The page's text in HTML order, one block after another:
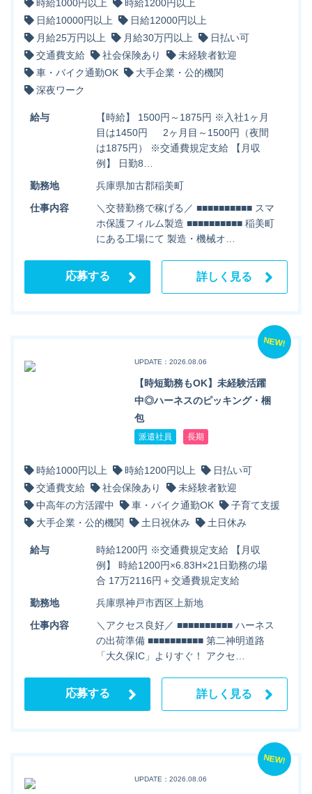
時給1000円以上
時給1200円以上
日給10000円以上
日給12000円以上
月給25万円以上
月給30万円以上
日払い可
交通費支給
社会保険あり
未経験者歓迎
車・バイク通勤OK
大手企業・公的機関
深夜ワーク
給与
【時給】 1500円～1875円 ※入社1ヶ月
目は1450円 2ヶ月目～1500円（夜間
は1875円） ※交通費規定支給 【月収
例】 日勤8…
勤務地
兵庫県加古郡稲美町
仕事内容
＼交替勤務で稼げる／ ■■■■■■■■■■ スマ
ホ保護フィルム製造 ■■■■■■■■■■ 稲美町
にある工場にて 製造・機械オ…
応募する 詳しく見る
NEW!
UPDATE：2026.08.06
【時短勤務もOK】未経験活躍
中◎ハーネスのピッキング・梱
包
派遣社員 長期
時給1000円以上 時給1200円以上
日払い可
交通費支給
社会保険あり
未経験者歓迎
中高年の方活躍中
車・バイク通勤OK
子育て支援
大手企業・公的機関
土日祝休み 土日休み
給与
時給1200円 ※交通費規定支給 【月収
例】 時給1200円×6.83H×21日勤務の場
合 17万2116円＋交通費規定支給
勤務地
兵庫県神戸市西区上新地
仕事内容
＼アクセス良好／ ■■■■■■■■■■ ハーネス
の出荷準備 ■■■■■■■■■■ 第二神明道路
「大久保IC」よりすぐ！ アクセ…
応募する 詳しく見る
NEW!
UPDATE：2026.08.06